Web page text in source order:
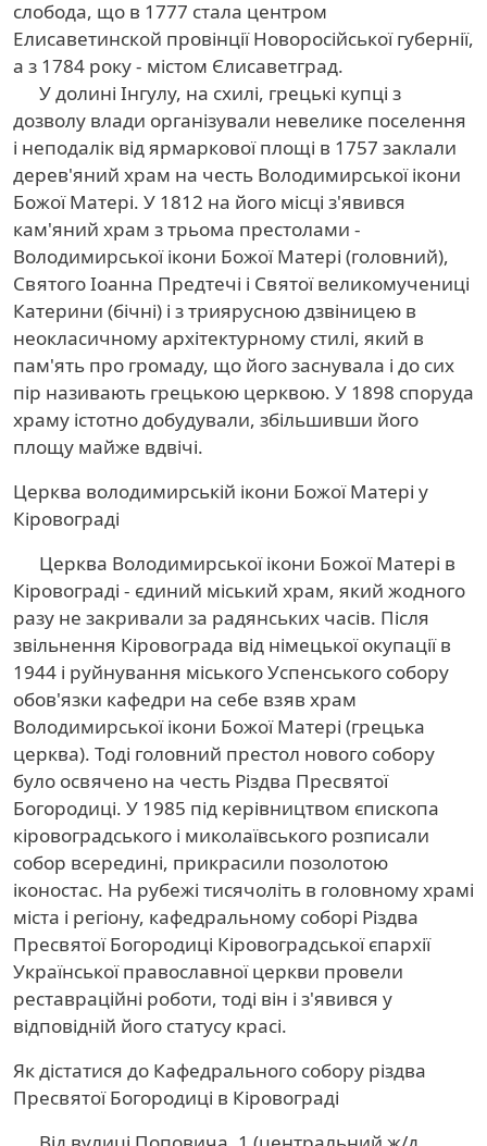
слобода, що в 1777 стала центром
Елисаветинской провінції Новоросійської губернії,
а з 1784 року - містом Єлисаветград.
У долині Інгулу, на схилі, грецькі купці з
дозволу влади організували невелике поселення
і неподалік від ярмаркової площі в 1757 заклали
дерев'яний храм на честь Володимирської ікони
Божої Матері. У 1812 на його місці з'явився
кам'яний храм з трьома престолами -
Володимирської ікони Божої Матері (головний),
Святого Іоанна Предтечі і Святої великомучениці
Катерини (бічні) і з триярусною дзвіницею в
неокласичному архітектурному стилі, який в
пам'ять про громаду, що його заснувала і до сих
пір називають грецькою церквою. У 1898 споруда
храму істотно добудували, збільшивши його
площу майже вдвічі.
Церква володимирській ікони Божої Матері у
Кіровограді
Церква Володимирської ікони Божої Матері в
Кіровограді - єдиний міський храм, який жодного
разу не закривали за радянських часів. Після
звільнення Кіровограда від німецької окупації в
1944 і руйнування міського Успенського собору
обов'язки кафедри на себе взяв храм
Володимирської ікони Божої Матері (грецька
церква). Тоді головний престол нового собору
було освячено на честь Різдва Пресвятої
Богородиці. У 1985 під керівництвом єпископа
кіровоградського і миколаївського розписали
собор всередині, прикрасили позолотою
іконостас. На рубежі тисячоліть в головному храмі
міста і регіону, кафедральному соборі Різдва
Пресвятої Богородиці Кіровоградської єпархії
Української православної церкви провели
реставраційні роботи, тоді він і з'явився у
відповідній його статусу красі.
Як дістатися до Кафедрального собору різдва
Пресвятої Богородиці в Кіровограді